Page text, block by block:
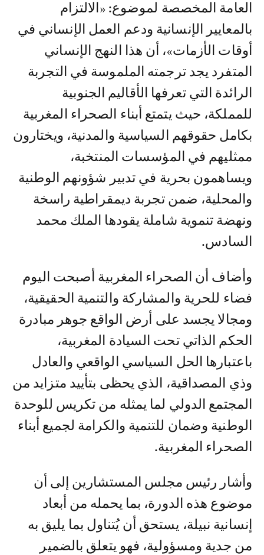
العامة المخصصة لموضوع: «الالتزام
بالمعايير الإنسانية ودعم العمل الإنساني في
أوقات الأزمات»، أن هذا النهج الإنساني
المتفرد يجد ترجمته الملموسة في التجربة
الرائدة التي تعرفها الأقاليم الجنوبية
للمملكة، حيث يتمتع أبناء الصحراء المغربية
بكامل حقوقهم السياسية والمدنية، ويختارون
ممثليهم في المؤسسات المنتخبة،
ويساهمون بحرية في تدبير شؤونهم الوطنية
والمحلية، ضمن تجربة ديمقراطية راسخة
ونهضة تنموية شاملة يقودها الملك محمد
السادس.
وأضاف أن الصحراء المغربية أصبحت اليوم
فضاء للحرية والمشاركة والتنمية الحقيقية،
ومجالا يجسد على أرض الواقع جوهر مبادرة
الحكم الذاتي تحت السيادة المغربية،
باعتبارها الحل السياسي الواقعي والعادل
وذي المصداقية، الذي يحظى بتأييد متزايد من
المجتمع الدولي لما يمثله من تكريس للوحدة
الوطنية وضمان للتنمية والكرامة لجميع أبناء
الصحراء المغربية.
وأشار رئيس مجلس المستشارين إلى أن
موضوع هذه الدورة، بما يحمله من أبعاد
إنسانية نبيلة، يستحق أن يُتناول بما يليق به
من جدية ومسؤولية، فهو يتعلق بالضمير